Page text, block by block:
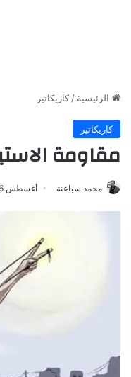
الرئيسية / كاريكاتير
كاريكاتير
مقاومة
محمد سباعنة أغسطس 16, 2021